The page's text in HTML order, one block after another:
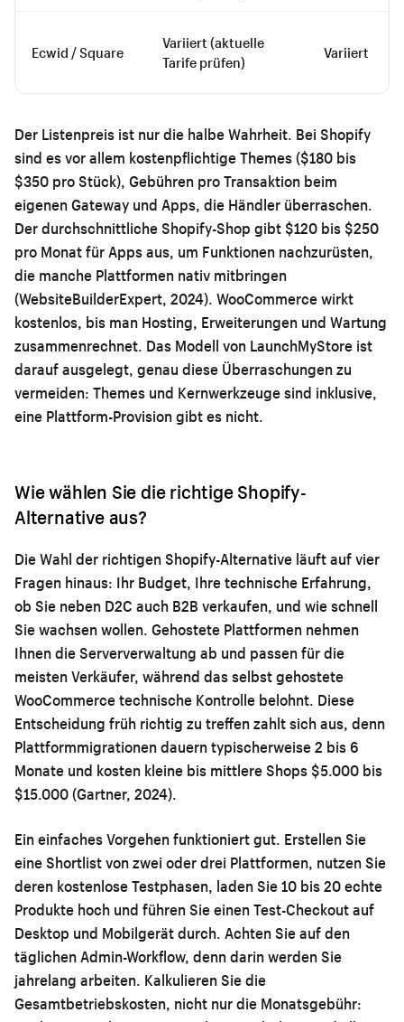
Ecwid / Square
Variiert (aktuelle
Tarife prüfen)
Variiert
Der Listenpreis ist nur die halbe Wahrheit. Bei Shopify
sind es vor allem kostenpflichtige Themes ($180 bis
$350 pro Stück), Gebühren pro Transaktion beim
eigenen Gateway und Apps, die Händler überraschen.
Der durchschnittliche Shopify-Shop gibt $120 bis $250
pro Monat für Apps aus, um Funktionen nachzurüsten,
die manche Plattformen nativ mitbringen
(WebsiteBuilderExpert, 2024). WooCommerce wirkt
kostenlos, bis man Hosting, Erweiterungen und Wartung
zusammenrechnet. Das Modell von LaunchMyStore ist
darauf ausgelegt, genau diese Überraschungen zu
vermeiden: Themes und Kernwerkzeuge sind inklusive,
eine Plattform-Provision gibt es nicht.
Wie wählen Sie die richtige Shopify-
Alternative aus?
Die Wahl der richtigen Shopify-Alternative läuft auf vier
Fragen hinaus: Ihr Budget, Ihre technische Erfahrung,
ob Sie neben D2C auch B2B verkaufen, und wie schnell
Sie wachsen wollen. Gehostete Plattformen nehmen
Ihnen die Serververwaltung ab und passen für die
meisten Verkäufer, während das selbst gehostete
WooCommerce technische Kontrolle belohnt. Diese
Entscheidung früh richtig zu treffen zahlt sich aus, denn
Plattformmigrationen dauern typischerweise 2 bis 6
Monate und kosten kleine bis mittlere Shops $5.000 bis
$15.000 (Gartner, 2024).
Ein einfaches Vorgehen funktioniert gut. Erstellen Sie
eine Shortlist von zwei oder drei Plattformen, nutzen Sie
deren kostenlose Testphasen, laden Sie 10 bis 20 echte
Produkte hoch und führen Sie einen Test-Checkout auf
Desktop und Mobilgerät durch. Achten Sie auf den
täglichen Admin-Workflow, denn darin werden Sie
jahrelang arbeiten. Kalkulieren Sie die
Gesamtbetriebskosten, nicht nur die Monatsgebühr: